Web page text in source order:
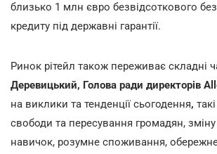
близько 1 млн євро безвідсоткового
кредиту під державні гарантії.
Ринок рітейл також переживає складні
Деревицький, Голова ради директорів
на виклики та тенденції сьогодення,
свободи та пересування громадян,
навичок, розумне споживання,